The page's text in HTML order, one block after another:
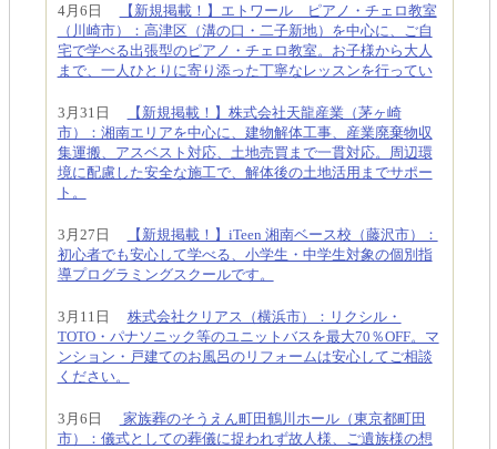
4月6日
【新規掲載！】エトワール ピアノ・チェロ教室
（川崎市）：高津区（溝の口・二子新地）を中心に、ご自
宅で学べる出張型のピアノ・チェロ教室。お子様から大人
まで、一人ひとりに寄り添った丁寧なレッスンを行ってい
3月31日
【新規掲載！】株式会社天龍産業（茅ヶ崎
市）：湘南エリアを中心に、建物解体工事、産業廃棄物収
集運搬、アスベスト対応、土地売買まで一貫対応。周辺環
境に配慮した安全な施工で、解体後の土地活用までサポー
ト。
3月27日
【新規掲載！】iTeen 湘南ベース校（藤沢市）：
初心者でも安心して学べる、小学生・中学生対象の個別指
導プログラミングスクールです。
3月11日 株式会社クリアス（横浜市）：リクシル・
TOTO・パナソニック等のユニットバスを最大70％OFF。マ
ンション・戸建てのお風呂のリフォームは安心してご相談
ください。
3月6日
家族葬のそうえん町田鶴川ホール（東京都町田
市）：儀式としての葬儀に捉われず故人様、ご遺族様の想